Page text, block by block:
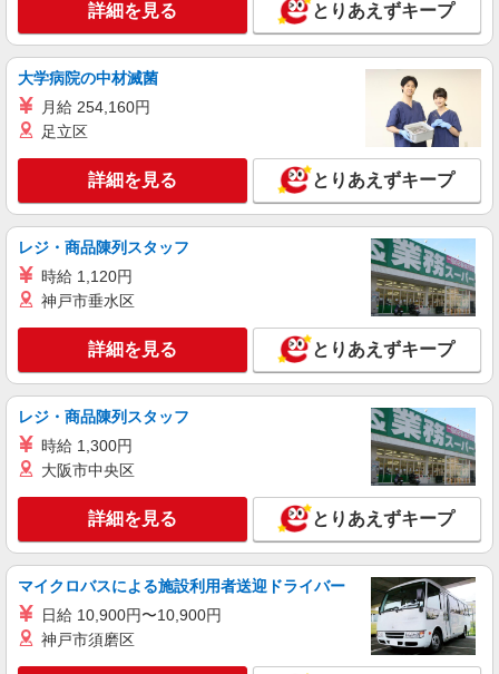
すき家の店舗スタッフ（接客・調理・清掃な
ど）
詳細を見る
すき家の店舗スタッフ（接客・調理・清掃な
時給1,200円 ※高校生時給1,074円
茨城県土浦市上高津367イオンモール 土浦シ
ョッピングセンター3F
キープ 詳細を見る
アルバイト パート
ピザハット 土浦ピアタウン店
時給1,150円以上 平日 時給1,150円以上 土日・
祝日 時給1,150円以上 高校生 時給1,150円以上
茨城県土浦市真鍋新町18-13 土浦ピアタウン
1F
キープ 詳細を見る
詳細を見る とりあえずキープ
大学病院の中材滅菌
月給 254,160円
足立区
詳細を見る とりあえずキープ
レジ・商品陳列スタッフ
時給 1,120円
神戸市垂水区
詳細を見る とりあえずキープ
レジ・商品陳列スタッフ
時給 1,300円
大阪市中央区
詳細を見る とりあえずキープ
マイクロバスによる施設利用者送迎ドライバー
日給 10,900円〜10,900円
神戸市須磨区